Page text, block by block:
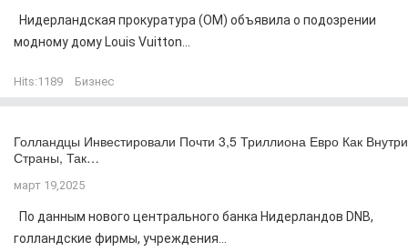
Нидерландская прокуратура (OM) объявила о подозрении
модному дому Louis Vuitton...
Hits:1189 Бизнес
Голландцы Инвестировали Почти 3,5 Триллиона Евро Как Внутри
Страны, Так…
март 19,2025
По данным нового центрального банка Нидерландов DNB,
голландские фирмы, учреждения...